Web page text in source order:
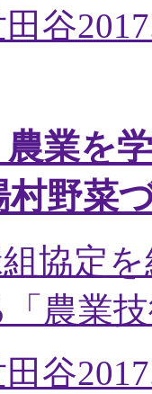
谷
業を
野菜
協定
農業
谷